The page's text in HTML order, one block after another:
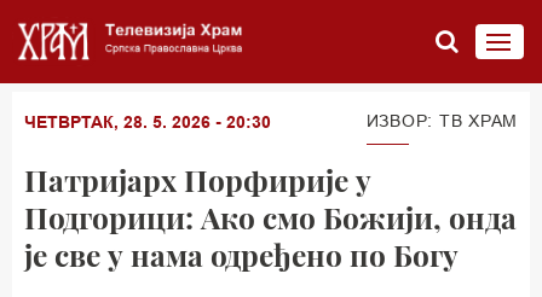
ЧЕТВРТАК, 28. 5. 2026 - 20:30 ИЗВОР: ТВ ХРАМ
Патријарх Порфирије у
Подгорици: Ако смо Божији, онда
је све у нама одређено по Богу